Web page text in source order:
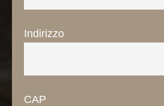
Attività
The
Indirizzo
CAP